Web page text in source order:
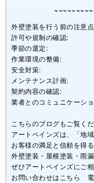
外壁塗装を行う前の注意
許可や規制の確認:
季節の選定:
作業環境の整備:
安全対策:
メンテナンス計画:
契約内容の確認:
業者とのコミュニケーシ
こちらのブログもご覧くだ
アートペインズは、「地
お客様の満足と信頼を得
外壁塗装・屋根塗装・雨
ぜひアートペインズにご相
お問い合わせはこちら